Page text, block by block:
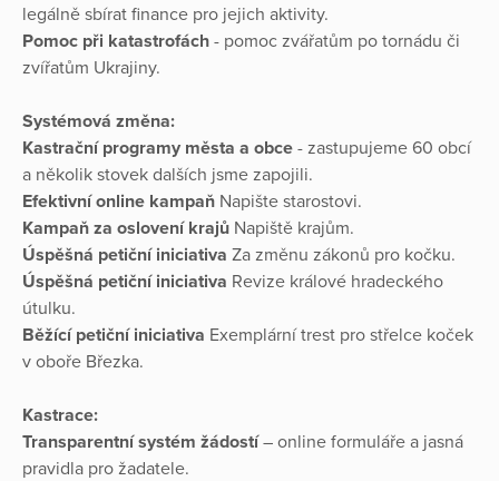
legálně sbírat finance pro jejich aktivity.
Pomoc při katastrofách - pomoc zvářatům po tornádu či
zvířatům Ukrajiny.
Systémová změna:
Kastrační programy města a obce - zastupujeme 60 obcí
a několik stovek dalších jsme zapojili.
Efektivní online kampaň Napište starostovi.
Kampaň za oslovení krajů Napiště krajům.
Úspěšná petiční iniciativa Za změnu zákonů pro kočku.
Úspěšná petiční iniciativa Revize králové hradeckého
útulku.
Běžící petiční iniciativa Exemplární trest pro střelce koček
v oboře Březka.
Kastrace:
Transparentní systém žádostí– online formuláře a jasná
pravidla pro žadatele.